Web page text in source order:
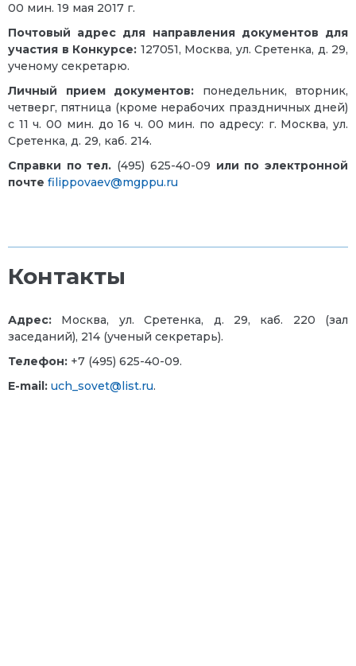
00 мин. 19 мая 2017 г.
Почтовый адрес для направления документов для
участия в Конкурсе: 127051, Москва, ул. Сретенка, д. 29,
ученому секретарю.
Личный прием документов: понедельник, вторник,
четверг, пятница (кроме нерабочих праздничных дней)
с 11 ч. 00 мин. до 16 ч. 00 мин. по адресу: г. Москва, ул.
Сретенка, д. 29, каб. 214.
Справки по тел. (495) 625-40-09 или по электронной
почте filippovaev@mgppu.ru
Контакты
Адрес: Москва, ул. Сретенка, д. 29, каб. 220 (зал
заседаний), 214 (ученый секретарь).
Телефон: +7 (495) 625-40-09.
E-mail: uch_sovet@list.ru.